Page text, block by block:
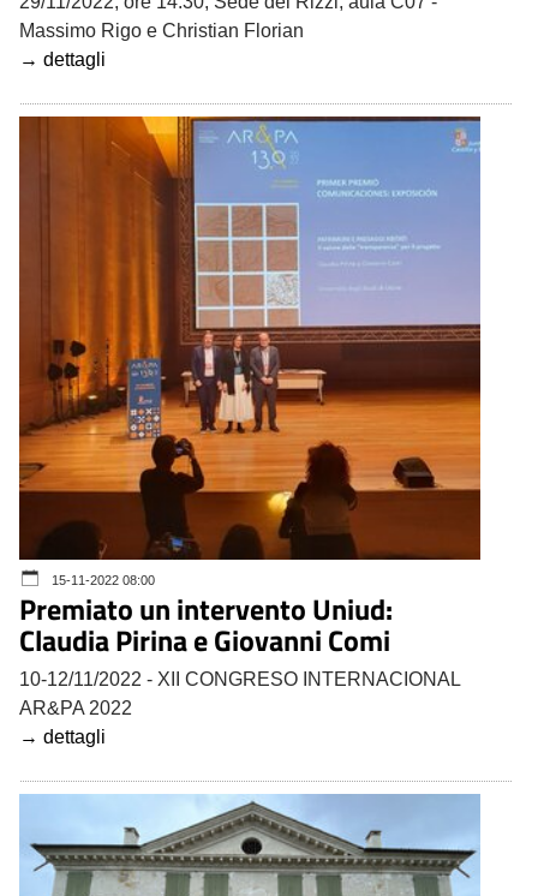
Massimo Rigo e Christian Florian
→ dettagli
15-11-2022 08:00
Premiato un intervento Uniud:
Claudia Pirina e Giovanni Comi
10-12/11/2022 - XII CONGRESO INTERNACIONAL
AR&PA 2022
→ dettagli